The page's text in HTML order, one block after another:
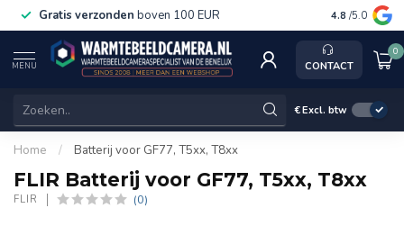
Gratis verzonden boven 100 EUR Service,
4.8 /5.0
MENU CONTACT
0
€Excl. btw
Home / Batterij voor GF77, T5xx, T8xx
FLIR Batterij voor GF77, T5xx, T8xx
FLIR (0)